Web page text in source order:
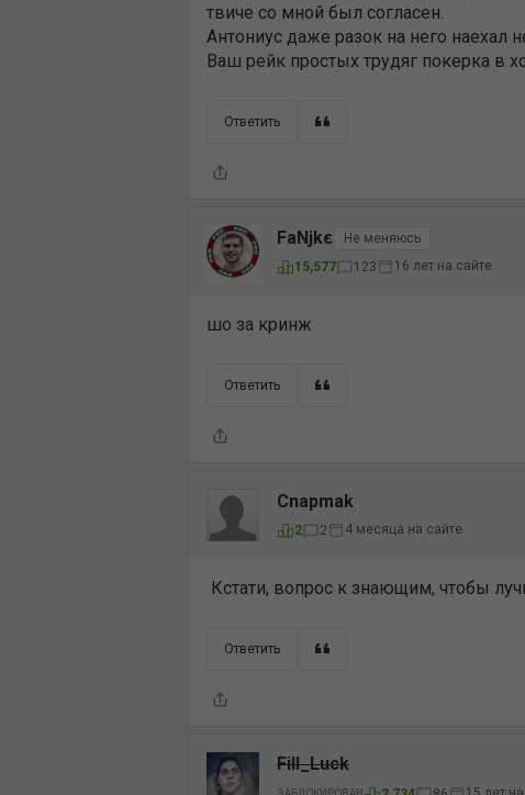
твиче со мной был согласен.
Антониус даже разок на него наехал
Ваш рейк простых трудяг покерка в
Ответить
FaNjke
Не меняюсь
15,577
123 16 лет на сайте
шо за кринж
Ответить
Cnapmak
2 2 4 месяца на сайте
Кстати, вопрос к знающим, чтобы
Ответить
Fill_Luck